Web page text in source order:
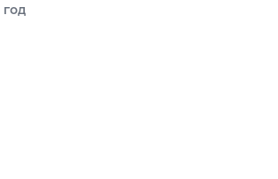
год